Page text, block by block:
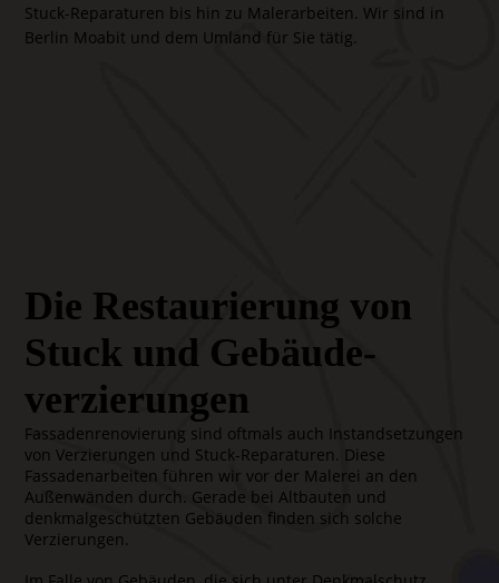
Stuck-Reparaturen bis hin zu Malerarbeiten. Wir sind in
Berlin Moabit und dem Umland für Sie tätig.
Die Restaurierung von
Stuck und Gebäude-
verzierungen
Fassadenrenovierung sind oftmals auch Instandsetzungen
von Verzierungen und Stuck-Reparaturen. Diese
Fassadenarbeiten führen wir vor der Malerei an den
Außenwänden durch. Gerade bei Altbauten und
denkmalgeschützten Gebäuden finden sich solche
Verzierungen.